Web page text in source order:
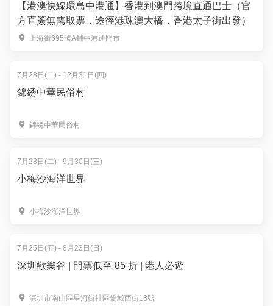
【港澳快線環島中港通】香港到澳門跨境直通巴士（官
方直簽無需取票，途徑港珠澳大橋，香港太子街出發）
上海街695號A鋪中港通門市
7月28日(二) - 12月31日(四)
錦綉中華民俗村
錦綉中華民俗村
7月28日(二) - 9月30日(三)
小梅沙海洋世界
小梅沙海洋世界
7月25日(五) - 8月23日(日)
深圳歡樂谷 | 門票低至 85 折 | 港人必遊
深圳市南山區星河街社區僑城西街18號